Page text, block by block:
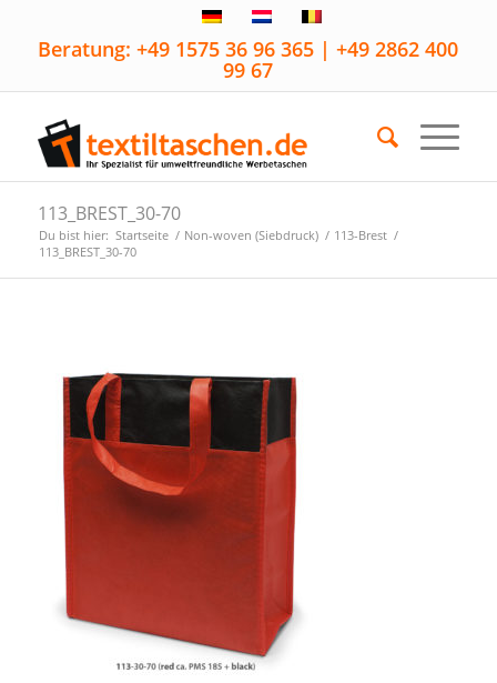
Beratung: +49 1575 36 96 365 | +49 2862 400
99 67
113_BREST_30-70
Du bist hier: Startseite / Non-woven (Siebdruck) / 113-Brest /
113_BREST_30-70